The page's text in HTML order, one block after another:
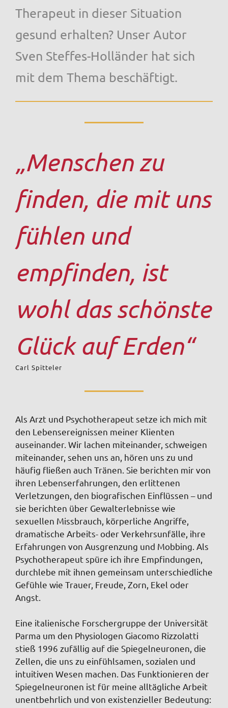
Therapeut in dieser Situation
gesund erhalten? Unser Autor
Sven Steffes-Holländer hat sich
mit dem Thema beschäftigt.
„Menschen zu
finden, die mit uns
fühlen und
empfinden, ist
wohl das schönste
Glück auf Erden“
Carl Spitteler
Als Arzt und Psychotherapeut setze ich mich mit
den Lebensereignissen meiner Klienten
auseinander. Wir lachen miteinander, schweigen
miteinander, sehen uns an, hören uns zu und
häufig fließen auch Tränen. Sie berichten mir von
ihren Lebenserfahrungen, den erlittenen
Verletzungen, den biografischen Einflüssen – und
sie berichten über Gewalterlebnisse wie
sexuellen Missbrauch, körperliche Angriffe,
dramatische Arbeits- oder Verkehrsunfälle, ihre
Erfahrungen von Ausgrenzung und Mobbing. Als
Psychotherapeut spüre ich ihre Empfindungen,
durchlebe mit ihnen gemeinsam unterschiedliche
Gefühle wie Trauer, Freude, Zorn, Ekel oder
Angst.
Eine italienische Forschergruppe der Universität
Parma um den Physiologen Giacomo Rizzolatti
stieß 1996 zufällig auf die Spiegelneuronen, die
Zellen, die uns zu einfühlsamen, sozialen und
intuitiven Wesen machen. Das Funktionieren der
Spiegelneuronen ist für meine alltägliche Arbeit
unentbehrlich und von existenzieller Bedeutung: